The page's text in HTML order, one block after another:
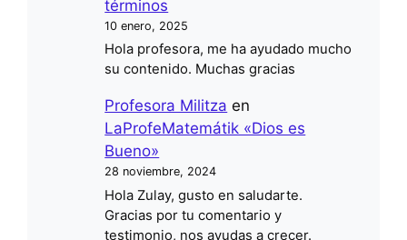
términos
10 enero, 2025
Hola profesora, me ha ayudado mucho
su contenido. Muchas gracias
Profesora Militza en
LaProfeMatemátik «Dios es
Bueno»
28 noviembre, 2024
Hola Zulay, gusto en saludarte.
Gracias por tu comentario y
testimonio, nos ayudas a crecer.